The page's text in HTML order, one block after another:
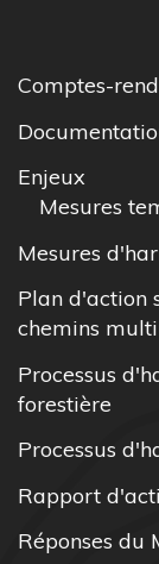
Comptes-
Enjeux
Mesures
Mesures
Plan d'action
chemins
Processus
forestière
Processus
Rapport
Réponses du